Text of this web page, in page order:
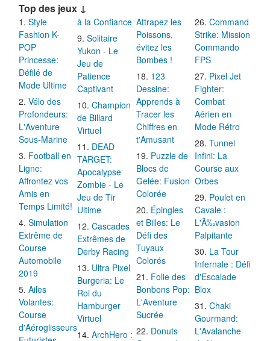
Top des jeux ↓
Style
Fashion K-
POP
Princesse:
Défilé de
Mode Ultime
Vélo des
Profondeurs:
L'Aventure
Sous-Marine
Football en
Ligne:
Affrontez vos
Amis en
Temps Limité!
Simulation
Extrême de
Course
Automobile
2019
Ailes
Volantes:
Course
d'Aéroglisseurs
à la Confiance
Solitaire
Yukon - Le
Jeu de
Patience
Captivant
Champion
de Billard
Virtuel
DEAD
TARGET:
Apocalypse
Zombie - Le
Jeu de Tir
Ultime
Cascades
Extrêmes de
Derby Racing
Ultra Pixel
Burgeria: Le
Roi du
Hamburger
Virtuel
ArchHero :
Attrapez les
Poissons,
évitez les
Bombes !
123
Dessine:
Apprends à
Tracer les
Chiffres en
t'Amusant
Puzzle de
Blocs de
Gelée: Fusion
Colorée
Épingles
et Billes: Le
Défi des
Tuyaux
Colorés
Folie des
Bonbons Pop:
L'Aventure
Sucrée
Donuts
Command
Strike: Mission
Commando
FPS
Pixel Jet
Fighter:
Combat
Aérien en
Mode Rétro
Tunnel
Infini: La
Course aux
Orbes
Poulet en
Cavale :
L'Ã‰vasion
Palpitante
La Tour
Infernale : Défi
d'Escalade
Blox
Chaki
Gourmand:
L'Avalanche